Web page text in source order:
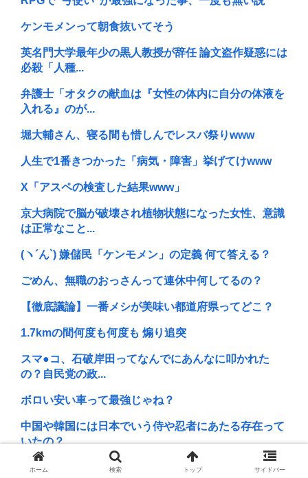
ケンモメンって朝食抜いてそう
英名門大学最年少の黒人教授が辞任 論文盗作疑惑には
必殺「人種...
弁護士「オタクの献血は『女性の体内に自分の体液を
入れる』のが...
堀大輔さん、寝る間も惜しんでレスバ祭りwww
人生で1番きつかった「病気・障害」挙げてけwww
X「アスペの検査した結果www」
京大病院で脳が破壊され植物状態になった女性、意識
は正常なこと...
(ヽ´ん`) 嫌儲民「ケンモメン」の定義 何て答える？
ごめん、無職のおっさんって連休中何してるの？
【徹底議論】一番メシが美味い都道府県ってどこ？
1.7kmの間何度も何度も 煽り追突
スマ●コ、石破岸田ってなんでにあんなに叩かれた
の？自民党の政...
ボロい安い車って最強じゃね？
中国や韓国には日本でいう侍や忍者にあたる存在って
いたの？
ケンモメンってフローに入ったことある？俺は無い
ホーム 検索 トップ サイドバー